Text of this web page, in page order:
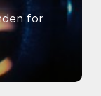
for